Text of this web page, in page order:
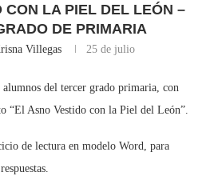
CON LA PIEL DEL LEÓN –
DE PRIMARIA
Villegas 25 de julio
del tercer grado primaria, con
“El Asno Vestido con la Piel del León”.
de lectura en modelo Word, para